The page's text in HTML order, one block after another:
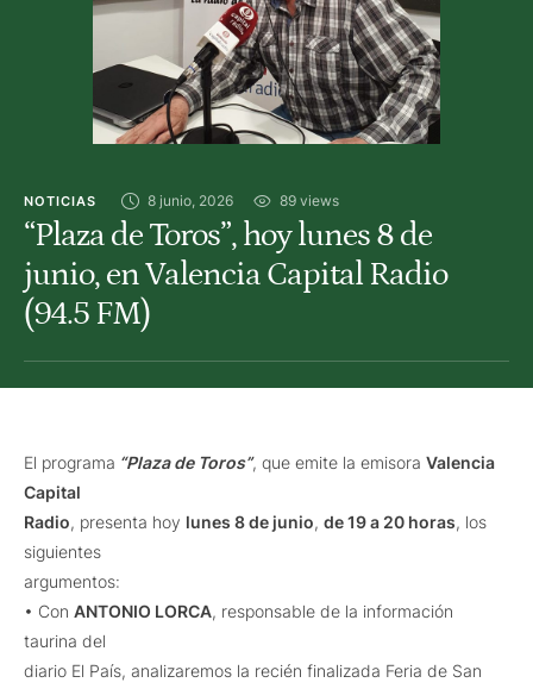
NOTICIAS 8 junio, 2026 89 views
“Plaza de Toros”, hoy lunes 8 de
junio, en Valencia Capital Radio
(94.5 FM)
El programa “Plaza de Toros”, que emite la emisora Valencia
Capital
Radio, presenta hoy lunes 8 de junio, de 19 a 20 horas, los
siguientes
argumentos:
• Con ANTONIO LORCA, responsable de la información
taurina del
diario El País, analizaremos la recién finalizada Feria de San